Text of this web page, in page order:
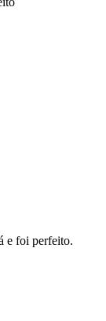
e foi perfeito.